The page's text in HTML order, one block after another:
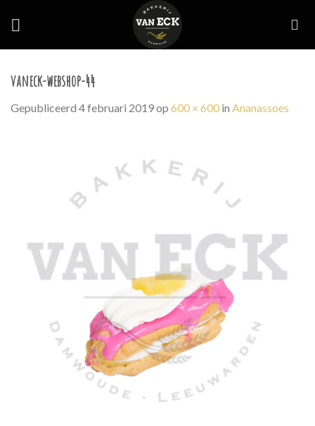
vaneck-webshop-44
Gepubliceerd 4 februari 2019op 600 × 600 in Ananassoes